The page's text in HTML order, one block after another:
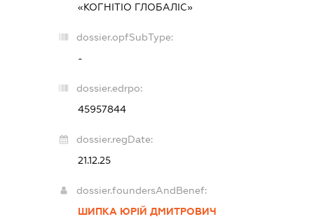
«КОГНІТІО ГЛОБАЛІС»
dossier.opfSubType:
-
dossier.edrpo:
45957844
dossier.regDate:
21.12.25
dossier.foundersAndBenef:
ШИПКА ЮРІЙ ДМИТРОВИЧ